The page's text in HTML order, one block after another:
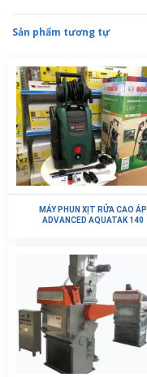
Sản phẩm tương tự
MÁY PHUN XỊT RỬA CAO ÁP
ADVANCED AQUATAK 140